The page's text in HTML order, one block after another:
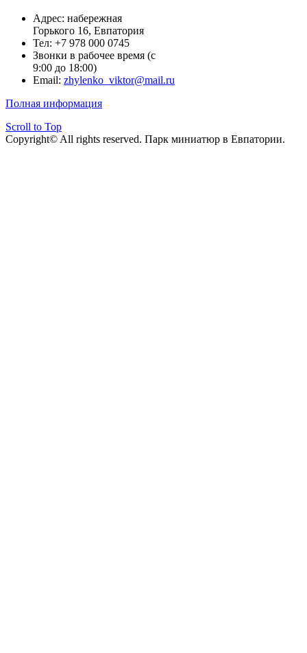
Адрес: набережная
Горького 16, Евпатория
Тел: +7 978 000 0745
Звонки в рабочее время (с
9:00 до 18:00)
Email: zhylenko_viktor@mail.ru
Полная информация
Scroll to Top
Copyright© All rights reserved. Парк миниатюр в Евпатории.